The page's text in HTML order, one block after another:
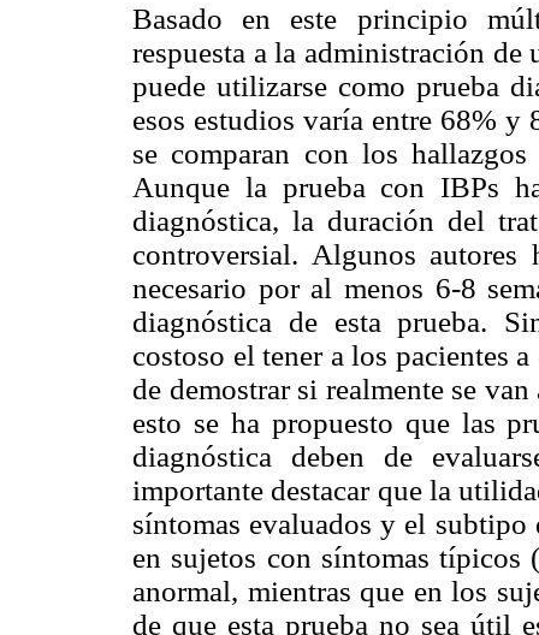
Basado en este principio
respuesta a la administración de
puede utilizarse como prueba
esos estudios varía entre 68% y
se comparan con los
Aunque la prueba con IBPs
diagnóstica, la duración del
controversial. Algunos
necesario por al menos 6-8
diagnóstica de esta prueba.
costoso el tener a los pacientes
de demostrar si realmente se
esto se ha propuesto que las
diagnóstica deben de
importante destacar que la
síntomas evaluados y el subtipo
en sujetos con síntomas
anormal, mientras que en los
de que esta prueba no sea útil